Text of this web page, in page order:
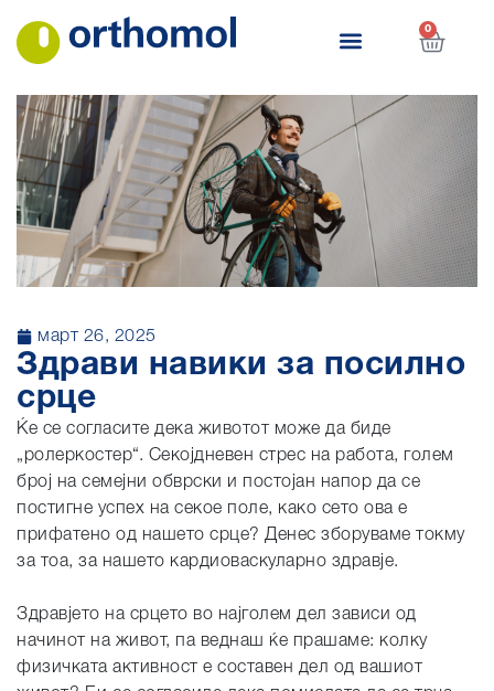
0
март 26, 2025
Здрави навики за посилно
срце
Ќе се согласите дека животот може да биде
„ролеркостер“. Секојдневен стрес на работа, голем
број на семејни обврски и постојан напор да се
постигне успех на секое поле, како сето ова е
прифатено од нашето срце? Денес зборуваме токму
за тоа, за нашето кардиоваскуларно здравје.
Здравјето на срцето во најголем дел зависи од
начинот на живот, па веднаш ќе прашаме: колку
физичката активност е составен дел од вашиот